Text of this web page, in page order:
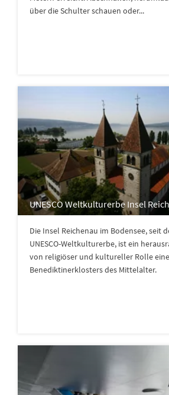
über die Schulter schauen oder...
UNESCO Weltkulturerbe Insel
Die Insel Reichenau im Bodensee, seit
UNESCO-Weltkulturerbe, ist ein
von religiöser und kultureller Rolle
Benediktinerklosters des Mittelalter.